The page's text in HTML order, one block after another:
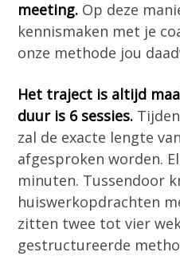
meeting. Op deze
kennismaken met je
onze methode jou
Het traject is altijd
duur is 6 sessies.
zal de exacte lengte
afgesproken worden.
minuten. Tussendoor
huiswerkopdrachten
zitten twee tot vier
gestructureerde